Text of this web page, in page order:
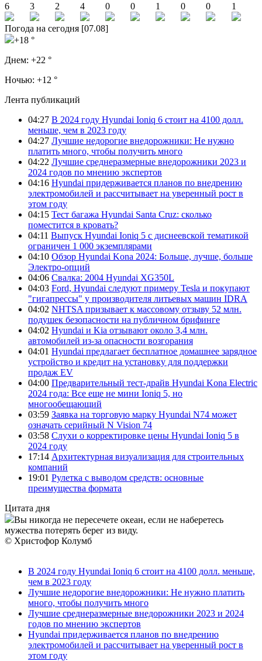
6 3 2 4 0 0 1 0 0 1
Погода на сегодня [07.08]
+18 °
Днем: +22 °
Ночью: +12 °
Лента публикаций
04:27 В 2024 году Hyundai Ioniq 6 стоит на 4100 долл.
меньше, чем в 2023 году
04:27 Лучшие недорогие внедорожники: Не нужно
платить много, чтобы получить много
04:22 Лучшие среднеразмерные внедорожники 2023 и
2024 годов по мнению экспертов
04:16 Hyundai придерживается планов по внедрению
электромобилей и рассчитывает на уверенный рост в
этом году
04:15 Тест багажа Hyundai Santa Cruz: сколько
поместится в кровать?
04:11 Выпуск Hyundai Ioniq 5 с диснеевской тематикой
ограничен 1 000 экземплярами
04:10 Обзор Hyundai Kona 2024: Больше, лучше, больше
Электро-опций
04:06 Свалка: 2004 Hyundai XG350L
04:03 Ford, Hyundai следуют примеру Tesla и покупают
"гигапрессы" у производителя литьевых машин IDRA
04:02 NHTSA призывает к массовому отзыву 52 млн.
подушек безопасности на публичном брифинге
04:02 Hyundai и Kia отзывают около 3,4 млн.
автомобилей из-за опасности возгорания
04:01 Hyundai предлагает бесплатное домашнее зарядное
устройство и кредит на установку для поддержки
продаж EV
04:00 Предварительный тест-драйв Hyundai Kona Electric
2024 года: Все еще не мини Ioniq 5, но
многообещающий
03:59 Заявка на торговую марку Hyundai N74 может
означать серийный N Vision 74
03:58 Слухи о корректировке цены Hyundai Ioniq 5 в
2024 году
17:14 Архитектурная визуализация для строительных
компаний
19:01 Рулетка с выводом средств: основные
преимущества формата
Цитата дня
Вы никогда не пересечете океан, если не наберетесь
мужества потерять берег из виду.
© Христофор Колумб
В 2024 году Hyundai Ioniq 6 стоит на 4100 долл. меньше,
чем в 2023 году
Лучшие недорогие внедорожники: Не нужно платить
много, чтобы получить много
Лучшие среднеразмерные внедорожники 2023 и 2024
годов по мнению экспертов
Hyundai придерживается планов по внедрению
электромобилей и рассчитывает на уверенный рост в
этом году